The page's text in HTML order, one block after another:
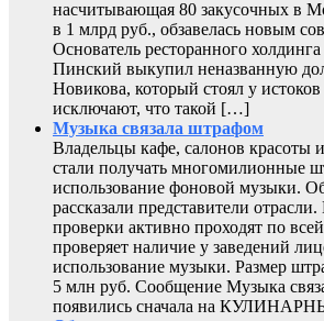
насчитывающая 80 закусочных в
в 1 млрд руб., обзавелась новым
Основатель ресторанного
Пинский выкупил неназванную
Новикова, который стоял у
исключают, что такой […]
Музыка связала штрафом
Владельцы кафе, салонов красоты
стали получать многомилионные
использование фоновой музыки.
рассказали представители
проверки активно проходят по
проверяет наличие у заведений
использование музыки. Размер
5 млн руб. Сообщение Музыка
появились сначала на